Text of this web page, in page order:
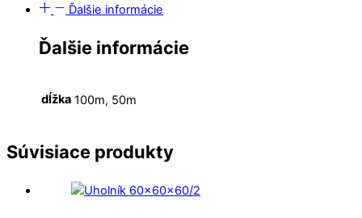
Ďalšie informácie
Ďalšie informácie
dĺžka 100m, 50m
Súvisiace produkty